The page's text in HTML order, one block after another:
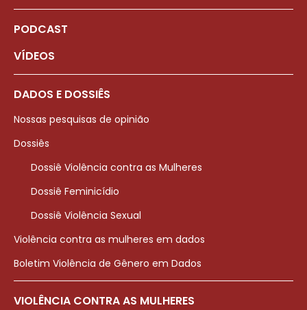
PODCAST
VÍDEOS
DADOS E DOSSIÊS
Nossas pesquisas de opinião
Dossiês
Dossiê Violência contra as Mulheres
Dossiê Feminicídio
Dossiê Violência Sexual
Violência contra as mulheres em dados
Boletim Violência de Gênero em Dados
VIOLÊNCIA CONTRA AS MULHERES